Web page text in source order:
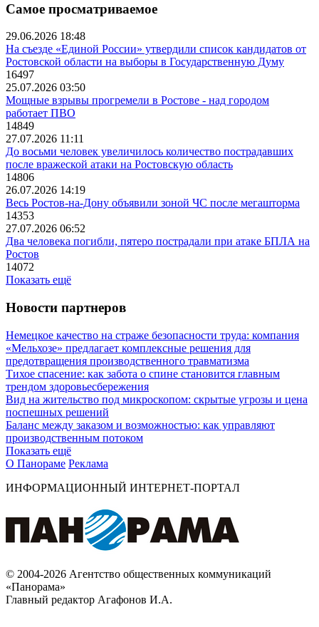
Самое просматриваемое
29.06.2026 18:48
На съезде «Единой России» утвердили список кандидатов от
Ростовской области на выборы в Государственную Думу
16497
25.07.2026 03:50
Мощные взрывы прогремели в Ростове - над городом
работает ПВО
14849
27.07.2026 11:11
До восьми человек увеличилось количество пострадавших
после вражеской атаки на Ростовскую область
14806
26.07.2026 14:19
Весь Ростов-на-Дону объявили зоной ЧС после мегашторма
14353
27.07.2026 06:52
Два человека погибли, пятеро пострадали при атаке БПЛА на
Ростов
14072
Показать ещё
Новости партнеров
Немецкое качество на страже безопасности труда: компания
«Мельхозе» предлагает комплексные решения для
предотвращения производственного травматизма
Тихое спасение: как забота о спине становится главным
трендом здоровьесбережения
Вид на жительство под микроскопом: скрытые угрозы и цена
поспешных решений
Баланс между заказом и возможностью: как управляют
производственным потоком
Показать ещё
О Панораме Реклама
ИНФОРМАЦИОННЫЙ ИНТЕРНЕТ-ПОРТАЛ
© 2004-2026 Агентство общественных коммуникаций
«Панорама»
Главный редактор Агафонов И.А.